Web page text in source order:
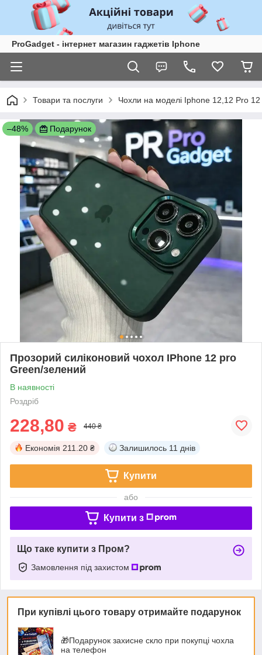
ProGadget - iнтернет магазин гаджетів Iphone
Товари та послуги Чохли на моделі Iphone 12,12 Pro
–48% Подарунок
Прозорий силіконовий чохол IPhone 12 pro
Green/зелений
В наявності
Роздріб
228,80 ₴ 440 ₴
Економія 211.20 ₴ Залишилось 11 днів
Купити
або
Купити з
Що таке купити з Пром?
Замовлення під захистом
При купівлі цього товару отримайте подарунок
🎁Подарунок захисне скло при покупці чохла
на телефон